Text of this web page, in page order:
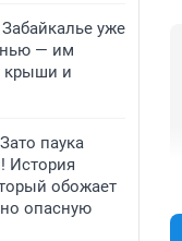
уже
— им
крыши и
паука
История
обожает
опасную